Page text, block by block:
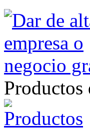
Productos